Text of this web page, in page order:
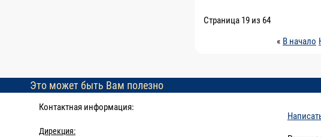
Страница 19 из 64
« В начало
Это может быть Вам полезно
Контактная информация:
Дирекция: